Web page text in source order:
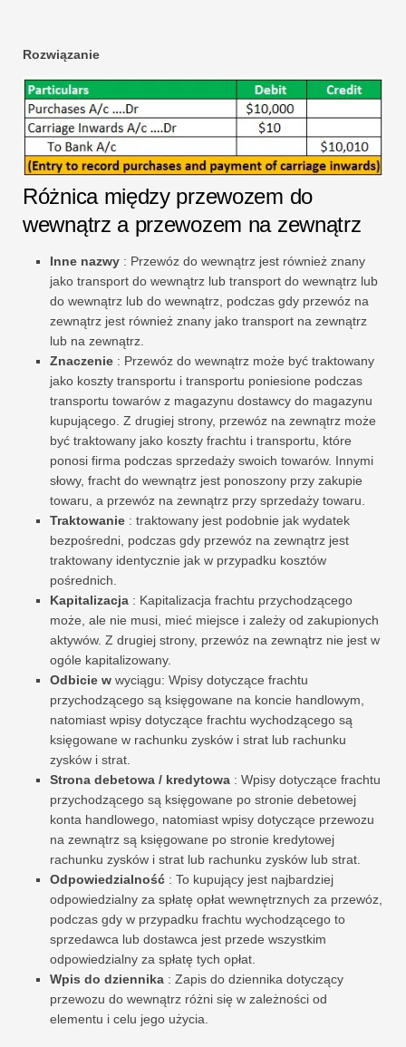
Rozwiązanie
Różnica między przewozem do
wewnątrz a przewozem na zewnątrz
Inne nazwy : Przewóz do wewnątrz jest również znany
jako transport do wewnątrz lub transport do wewnątrz lub
do wewnątrz lub do wewnątrz, podczas gdy przewóz na
zewnątrz jest również znany jako transport na zewnątrz
lub na zewnątrz.
Znaczenie : Przewóz do wewnątrz może być traktowany
jako koszty transportu i transportu poniesione podczas
transportu towarów z magazynu dostawcy do magazynu
kupującego. Z drugiej strony, przewóz na zewnątrz może
być traktowany jako koszty frachtu i transportu, które
ponosi firma podczas sprzedaży swoich towarów. Innymi
słowy, fracht do wewnątrz jest ponoszony przy zakupie
towaru, a przewóz na zewnątrz przy sprzedaży towaru.
Traktowanie : traktowany jest podobnie jak wydatek
bezpośredni, podczas gdy przewóz na zewnątrz jest
traktowany identycznie jak w przypadku kosztów
pośrednich.
Kapitalizacja : Kapitalizacja frachtu przychodzącego
może, ale nie musi, mieć miejsce i zależy od zakupionych
aktywów. Z drugiej strony, przewóz na zewnątrz nie jest w
ogóle kapitalizowany.
Odbicie w wyciągu: Wpisy dotyczące frachtu
przychodzącego są księgowane na koncie handlowym,
natomiast wpisy dotyczące frachtu wychodzącego są
księgowane w rachunku zysków i strat lub rachunku
zysków i strat.
Strona debetowa / kredytowa : Wpisy dotyczące frachtu
przychodzącego są księgowane po stronie debetowej
konta handlowego, natomiast wpisy dotyczące przewozu
na zewnątrz są księgowane po stronie kredytowej
rachunku zysków i strat lub rachunku zysków lub strat.
Odpowiedzialność : To kupujący jest najbardziej
odpowiedzialny za spłatę opłat wewnętrznych za przewóz,
podczas gdy w przypadku frachtu wychodzącego to
sprzedawca lub dostawca jest przede wszystkim
odpowiedzialny za spłatę tych opłat.
Wpis do dziennika : Zapis do dziennika dotyczący
przewozu do wewnątrz różni się w zależności od
elementu i celu jego użycia.